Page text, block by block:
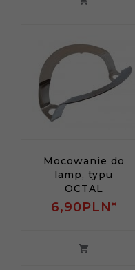
Mocowanie do
lamp, typu
OCTAL
6,90PLN*